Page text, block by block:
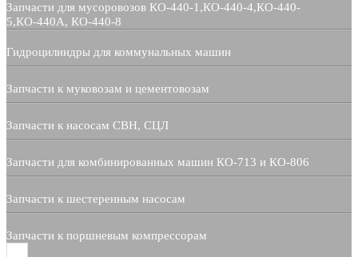
Запчасти для мусоровозов КО-440-1,КО-440-4,КО-440-
5,КО-440А, КО-440-8
Гидроцилиндры для коммунальных машин
Запчасти к муковозам и цементовозам
Запчасти к насосам СВН, СЦЛ
Запчасти для комбинированных машин КО-713 и КО-806
Запчасти к шестеренным насосам
Запчасти к поршневым компрессорам